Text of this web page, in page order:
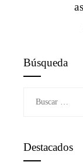
Búsqueda
Destacados